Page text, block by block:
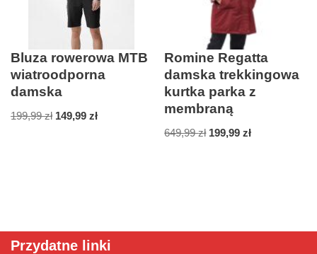
Bluza rowerowa MTB
wiatroodporna
damska
199,99zł 149,99 zł
Romine Regatta
damska trekkingowa
kurtka parka z
membraną
649,99zł 199,99zł
Przydatne linki